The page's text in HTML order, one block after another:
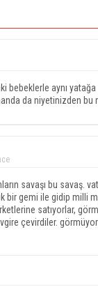
bebeklerle aynı
da niyetinizden bu
savaşı bu savaş.
bir gemi ile gidip milli
satıyorlar,
çevirdiler.